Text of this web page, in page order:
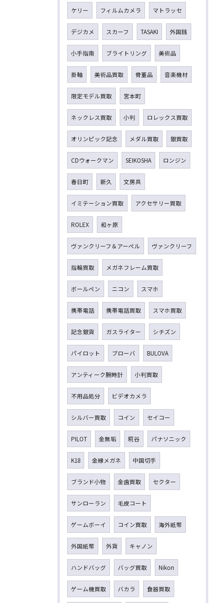
ケリー フィルムカメラ マトラッセ
デジカメ スカーフ TASAKI 外国銭
小手指南 ブライトリング 美術品
掛軸 美術品買取 骨董品 音楽機材
限定モデル買取 宮本町
ネックレス買取 小判 ロレックス買取
オリンピック記念 メダル買取 銀買取
CDウォークマン SEIKOSHA ロンジン
春日町 新久 文房具
イミテーション買取 アクセサリー買取
ROLEX 和ヶ原
ヴァンクリーフ＆アーペル ヴァンクリーフ
指輪買取 メガネフレーム買取
ボールペン ニコン スマホ
携帯電話 携帯電話買取 スマホ買取
記念銀貨 ガスライター シチズン
パイロット ブローバ BULOVA
アンティーク腕時計 小判買取
不用品処分 ビデオカメラ
シルバー買取 コイン セイコー
PILOT 金無垢 糀谷 パナソニック
K18 金縁メガネ 中国切手
ブランド小物 金歯買取 セクター
サンローラン 毛皮コート
ゲームボーイ コイン買取 海外紙幣
外国紙幣 外貨 キャノン
ハンドバッグ バッグ買取 Nikon
ゲーム機買取 バカラ 食器買取